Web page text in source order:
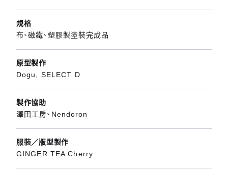
規格
布、磁鐵、塑膠製塗裝完成品
原型製作
Dogu, SELECT D
製作協助
澤田工房、Nendoron
服裝／版型製作
GINGER TEA Cherry